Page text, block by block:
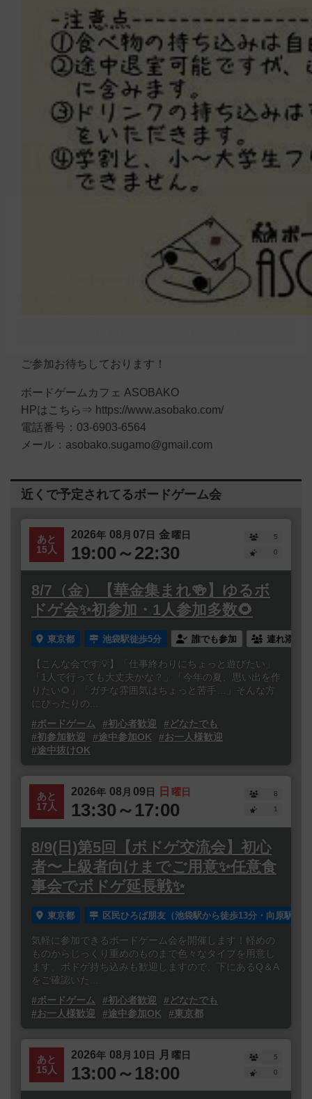
ご参加お待ちしております！
ボードゲームカフェ ASOBAKO
HPはこちら⇒ https://www.asobako.com/
電話番号：03-6903-6564
メール：asobako.sugamo@gmail.com
近くで予定されてるボードゲーム会
あと
15人
2026年 08 月 07日 金曜日
19:00～22:30
5
0
8/7（金）【華金集まれ🍻】ゆるボ
ドゲ会✨初参加・1人参加多数🌻
東京都 池袋駅徒歩5分 誰でも参加 連れ添い
【こんな会です💡】「仕事終わりにちょっと遊びたい」
「1人で行っても大丈夫かな？」「今年の夏、思い出を作
りたい🌻」「ガチな雰囲気はちょっと苦手…」そんな方
にぴったりの...
#ボードゲーム
#初心者歓迎
#どなたでも
#初参加歓迎
#途中参加OK
#お一人様歓迎
#途中抜けOK
あと
17人
2026年 08 月 09日 日 曜日
13:30～17:00
8
1
8/9(日)第5回【ボドゲ交流会】初心
者〜上級者向けまでご用意✨任意食
事会でボドゲ延長戦✨
東京都 区民ひろば朋友（池袋駅から徒歩13分・向原駅か
気軽に参加できるボードゲーム会を開催します！軽めの
ものからじっくり重めのものまで色々なタイプを用意し
ます。ボドゲ持ち込みも歓迎しますので、下にあるQ＆A
をご確認いた...
#ボードゲーム
#初心者歓迎
#どなたでも
#お一人様歓迎
#途中参加OK #東京都
あと
15人
2026年 08 月 10日 月 曜日
13:00～18:00
5
0